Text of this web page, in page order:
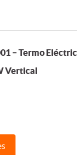
– Termo
Vertical